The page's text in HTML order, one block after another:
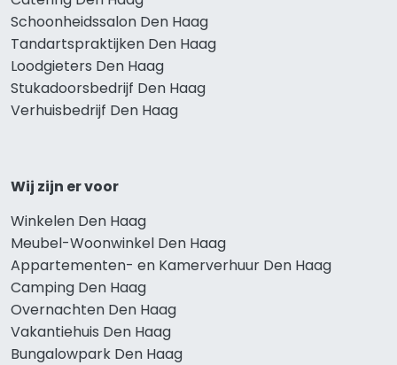
Schoonheidssalon Den Haag
Tandartspraktijken Den Haag
Loodgieters Den Haag
Stukadoorsbedrijf Den Haag
Verhuisbedrijf Den Haag
Wij zijn er voor
Winkelen Den Haag
Meubel-Woonwinkel Den Haag
Appartementen- en Kamerverhuur Den Haag
Camping Den Haag
Overnachten Den Haag
Vakantiehuis Den Haag
Bungalowpark Den Haag